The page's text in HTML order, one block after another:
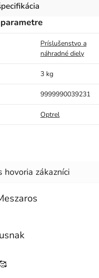
Príslušenstvo a
náhradné diely
3 kg
9999990039231
Optrel
obchodu je 5 z 5 hviezdičiek.
obchodu je 5 z 5 hviezdičiek.